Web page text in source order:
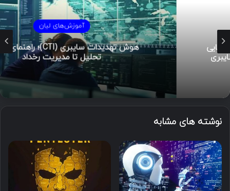
آموزش‌های لیان
هوش تهدیدات سایبری (CTI)؛ راهنمای جامع از
تحلیل تا مدیریت رخداد
نوشته های مشابه